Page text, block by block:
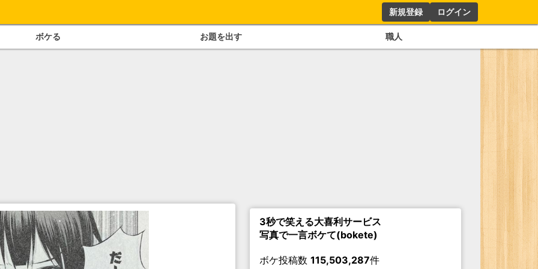
新規登録 ログイン
ボケる お題を出す 職人
3秒で笑える大喜利サービス
写真で一言ボケて(bokete)
ボケ投稿数 115,503,287件